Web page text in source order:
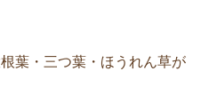
葉・三つ葉・ほうれん草が